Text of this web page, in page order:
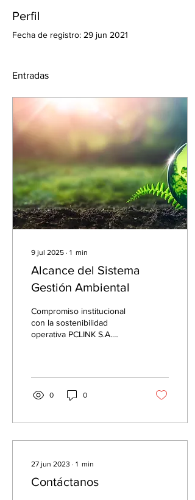
Perfil
Fecha de registro: 29 jun 2021
Entradas
9 jul 2025 ∙ 1 min
Alcance del Sistema
Gestión Ambiental
Compromiso institucional
con la sostenibilidad
operativa PCLINK S.A.
0 0
27 jun 2023 ∙ 1 min
Contáctanos